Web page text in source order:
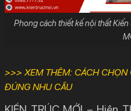
Phong cách thiết kế nội thất
>>> XEM THÊM: CÁCH CHỌN
ĐÚNG NHU CẦU